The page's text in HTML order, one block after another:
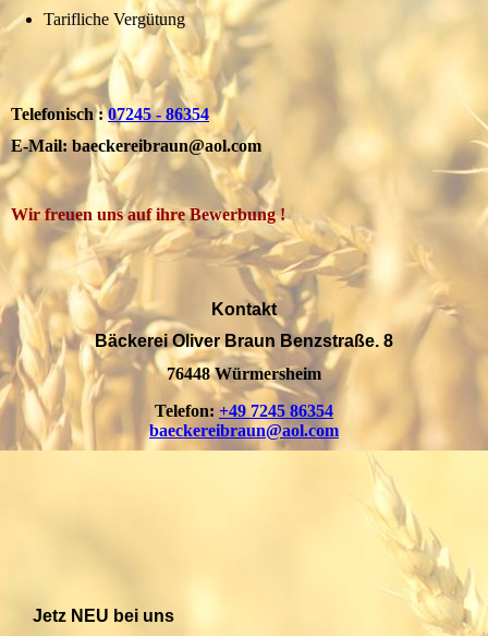
Tarifliche Vergütung
Telefonisch :07245 - 86354
E-Mail: baeckereibraun@aol.com
Wir freuen uns auf ihre Bewerbung !
Kontakt
Bäckerei Oliver Braun Benzstraße. 8
76448 Würmersheim
Telefon: +49 7245 86354
baeckereibraun@aol.com
Jetz NEU bei uns